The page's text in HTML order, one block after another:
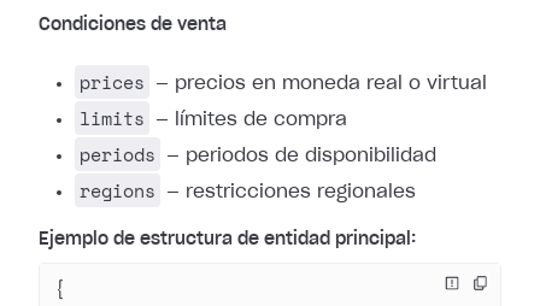
Condiciones de venta
prices — precios en moneda real o virtual
limits — límites de compra
periods — periodos de disponibilidad
regions — restricciones regionales
Ejemplo de estructura de entidad principal:
{